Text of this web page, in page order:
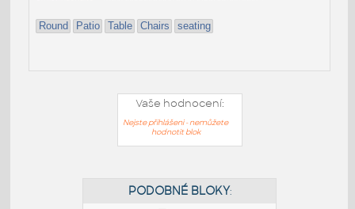
Round Patio Table Chairs seating
Vaše hodnocení:
Nejste přihlášeni - nemůžete
hodnotit blok